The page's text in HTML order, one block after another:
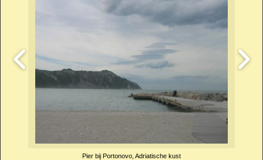
Pier bij Portonovo, Adriatische kust